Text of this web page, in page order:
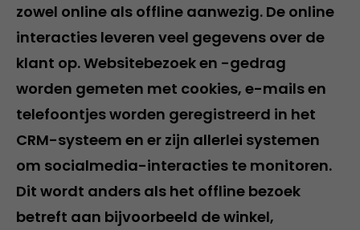
zowel online als offline aanwezig. De online
interacties leveren veel gegevens over de
klant op. Websitebezoek en -gedrag
worden gemeten met cookies, e-mails en
telefoontjes worden geregistreerd in het
CRM-systeem en er zijn allerlei systemen
om socialmedia-interacties te monitoren.
Dit wordt anders als het offline bezoek
betreft aan bijvoorbeeld de winkel,